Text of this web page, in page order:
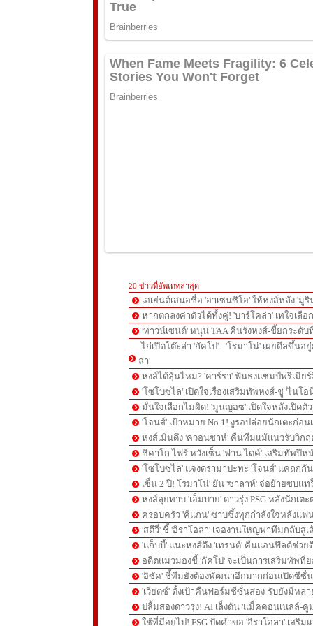
20 ข่าวที่อัพเดทล่าสุด
เอเย่นต์เสนอชื่อ 'อาเซนซิโอ' ให้หงส์หลัง 'มู
หากตกลงค่าตัวได้ทั้งคู่! 'บาร์โคล่า' เทใจเลือ
'ทาวน์เซนด์' หนุน TAA คืนรังหงส์-ชี้ยกระดั
ไก่เปิดโต๊ะล่า 'กัคโป' - 'โรมาโน่' เผยดีลขึ้นอ
ล่า'
หงส์ได้ลุ้นไหม? 'คาร์รา' ฟันธงแชมป์พรีเมีย
'โซโบซไล' เปิดใจเรื่องเสริมทัพหงส์-ชู 'ไนโ
มั่นใจเลือกไม่ผิด! 'มูนญอซ' เปิดใจหลังเปิดตั
'โจนส์' เป้าหมาย No.1! งูรอปล่อยนักเตะก่อ
หงส์เมินดึง 'ควอนซาห์' คืนทีมแม้แนวรับวิก
ชิคาโก ไฟร์ หวังเซ็น 'ฟาน ไดค์' เสริมทัพปีห
'โซโบซไล' แจงดราม่าปะทะ 'โจนส์' แค่ถกกั
เซ็น 2 ปี! โรมาโน่' ยัน 'ซาลาห์' จ่อย้ายซบแ
หงส์ลุยทาบ 'เอ็มบาย' ดาวรุ่ง PSG หลังนักเต
ครอบครัว 'คีแกน' ซาบซึ้งทุกกำลังใจหลังแฟ
'สตีวี่' ชี้ 'อิราโอล่า' เจองานใหญ่พาทีมกลับสู่
'แก็บบี้' แนะหงส์ดึง 'เทรนต์' คืนแอนฟิลด์ช่วย
อดีตแมวมองชี้ 'กัคโป' จะเป็นการเสริมทัพที่
'อิซัค' ชี้ทีมยังต้องพัฒนาอีกมากก่อนเปิดซีซั่
'เวียตซ์' ตั้งเป้าคืนฟอร์มซีซั่นสอง-รับยังมีหล
ปลื้มสองดาวรุ่ง! AI เล็งดัน 'แม็คคอนเนลล์-
ใช้ที่มีอยู่ไป! FSG ปัดคำขอ 'อิราโอลา' เสริม